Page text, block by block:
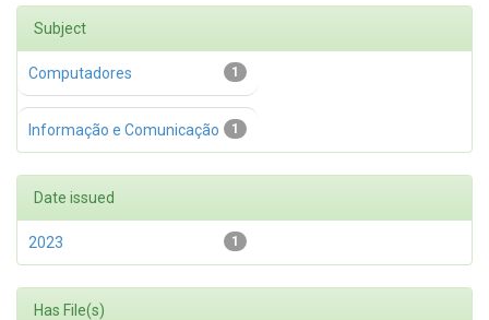
Subject
1
Computadores
1
Informação e Comunicação
Date issued
1
2023
Has File(s)